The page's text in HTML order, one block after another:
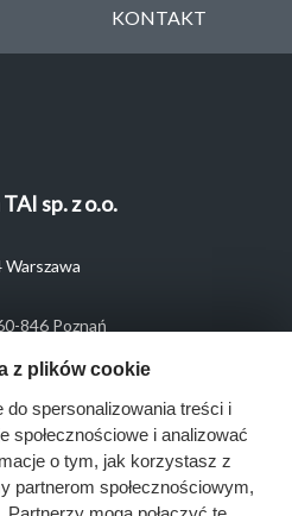
KONTAKT
sp. z o.o.
846 Poznań
z plików cookie
spersonalizowania treści i
społecznościowe i analizować
o tym, jak korzystasz z
partnerom społecznościowym,